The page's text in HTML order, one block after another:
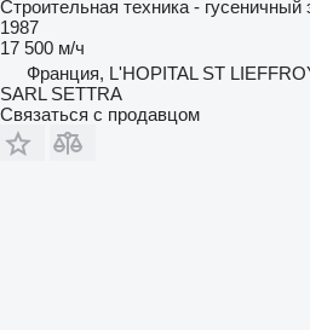
Строительная техника - гусеничный
1987
17 500 м/ч
Франция, L'HOPITAL ST
SARL SETTRA
Связаться с продавцом